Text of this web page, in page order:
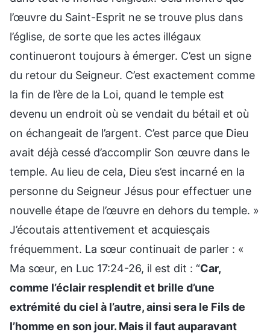
l’œuvre du Saint-Esprit ne se trouve plus dans
l’église, de sorte que les actes illégaux
continueront toujours à émerger. C’est un signe
du retour du Seigneur. C’est exactement comme
la fin de l’ère de la Loi, quand le temple est
devenu un endroit où se vendait du bétail et où
on échangeait de l’argent. C’est parce que Dieu
avait déjà cessé d’accomplir Son œuvre dans le
temple. Au lieu de cela, Dieu s’est incarné en la
personne du Seigneur Jésus pour effectuer une
nouvelle étape de l’œuvre en dehors du temple. »
J’écoutais attentivement et acquiesçais
fréquemment. La sœur continuait de parler : «
Ma sœur, en Luc 17:24-26, il est dit : “Car,
comme l’éclair resplendit et brille d’une
extrémité du ciel à l’autre, ainsi sera le Fils de
l’homme en son jour. Mais il faut auparavant